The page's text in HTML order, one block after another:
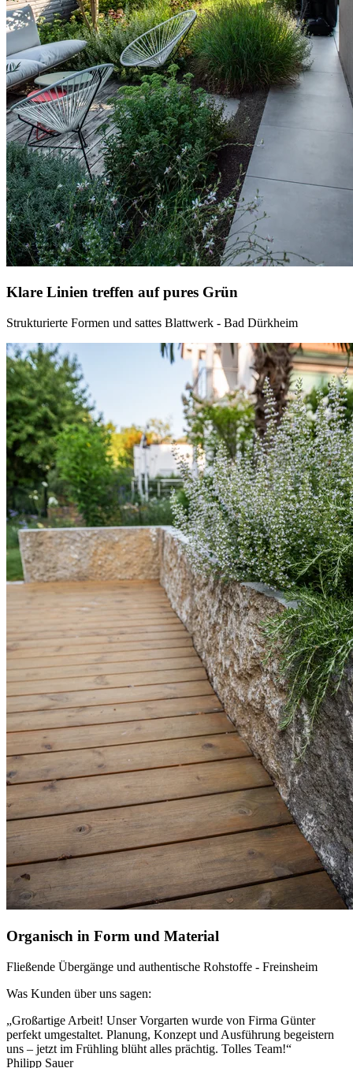
Klare Linien treffen auf pures Grün
Strukturierte Formen und sattes Blattwerk - Bad Dürkheim
Organisch in Form und Material
Fließende Übergänge und authentische Rohstoffe - Freinsheim
Was Kunden über uns sagen:
„Großartige Arbeit! Unser Vorgarten wurde von Firma Günter
perfekt umgestaltet. Planung, Konzept und Ausführung begeistern
uns – jetzt im Frühling blüht alles prächtig. Tolles Team!“
Philipp Sauer